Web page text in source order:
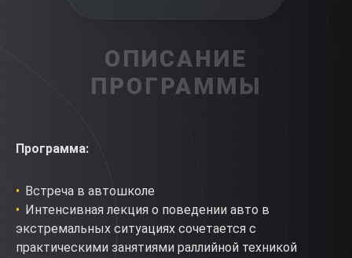
ОПИСАНИЕ
ПРОГРАММЫ
Программа:
Встреча в автошколе
Интенсивная лекция о поведении авто в
экстремальных ситуациях сочетается с
практическими занятиями раллийной техникой